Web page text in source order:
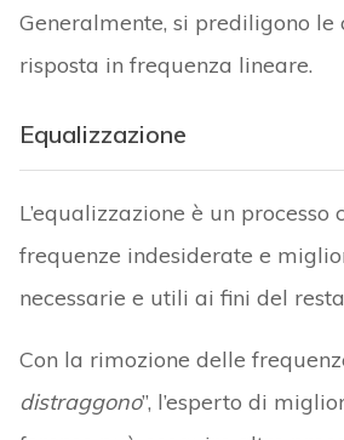
Generalmente, si prediligono le
risposta in frequenza lineare.
Equalizzazione
L’equalizzazione è un processo
frequenze indesiderate e
necessarie e utili ai fini del
Con la rimozione delle
distraggono”, l’esperto di